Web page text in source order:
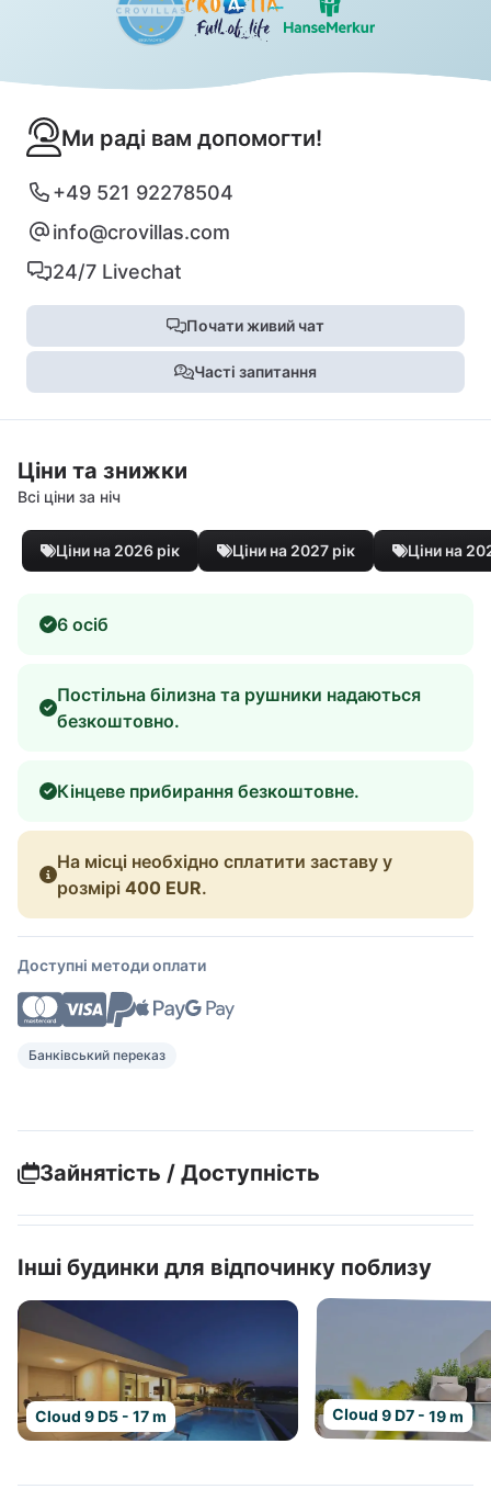
Ми раді вам допомогти!
+49 521 92278504
info@crovillas.com
24/7 Livechat
Почати живий чат
Часті запитання
Ціни та знижки
Всі ціни за ніч
Ціни на 2026 рік Ціни на 2027 рік Ціни на
6 осіб
Постільна білизна та рушники надаються
безкоштовно.
Кінцеве прибирання безкоштовне.
На місці необхідно сплатити заставу у
розмірі 400 EUR.
Доступні методи оплати
Банківський переказ
Зайнятість / Доступність
Інші будинки для відпочинку поблизу
Cloud 9 D5 - 17 m Cloud 9 D7 - 19 m